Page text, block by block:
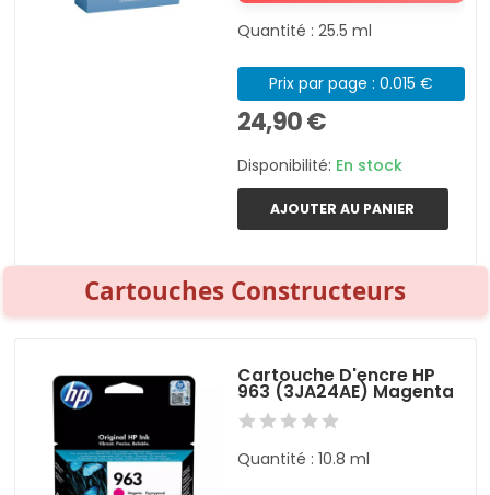
Quantité : 25.5 ml
Prix par page : 0.015 €
24,90 €
Disponibilité: En stock
AJOUTER AU PANIER
Cartouches Constructeurs
Cartouche D'encre HP
963 (3JA24AE) Magenta
Quantité : 10.8 ml